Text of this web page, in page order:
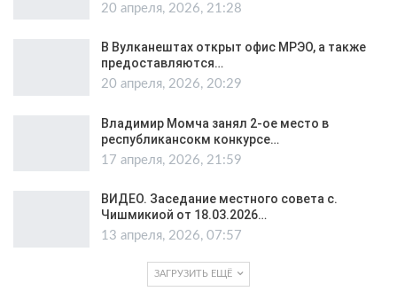
20 апреля, 2026, 21:28
В Вулканештах открыт офис МРЭО, а также
предоставляются…
20 апреля, 2026, 20:29
Владимир Момча занял 2-ое место в
республикансокм конкурсе…
17 апреля, 2026, 21:59
ВИДЕО. Заседание местного совета с.
Чишмикиой от 18.03.2026…
13 апреля, 2026, 07:57
ЗАГРУЗИТЬ ЕЩЁ